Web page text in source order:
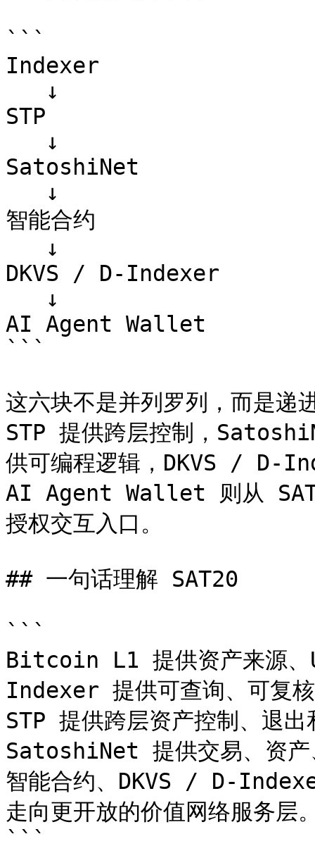
```
Indexer
STP
SatoshiNet
智能合约
DKVS / D-Indexer
AI Agent Wallet
```
这六块不是并列罗列，而是
STP 提供跨层控制，
供可编程逻辑，DKVS / D-
AI Agent Wallet 则从
授权交互入口。
## 一句话理解 SAT20
```
Bitcoin L1 提供资产来源、
Indexer 提供可查询、可复
STP 提供跨层资产控制、退
SatoshiNet 提供交易、资产
智能合约、DKVS / D-
走向更开放的价值网络服务层
```